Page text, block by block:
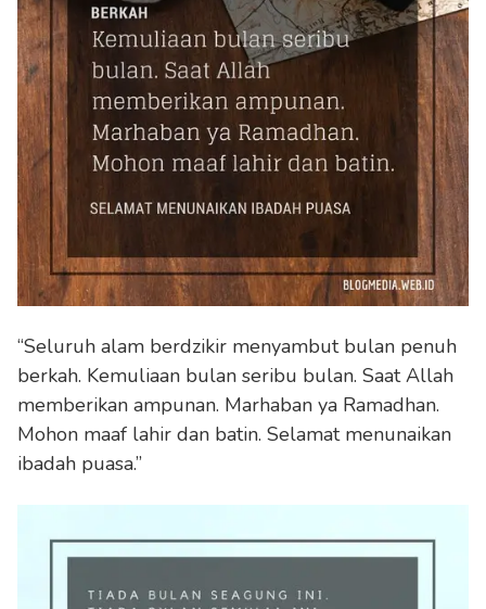
“Seluruh alam berdzikir menyambut bulan penuh
berkah. Kemuliaan bulan seribu bulan. Saat Allah
memberikan ampunan. Marhaban ya Ramadhan.
Mohon maaf lahir dan batin. Selamat menunaikan
ibadah puasa.”